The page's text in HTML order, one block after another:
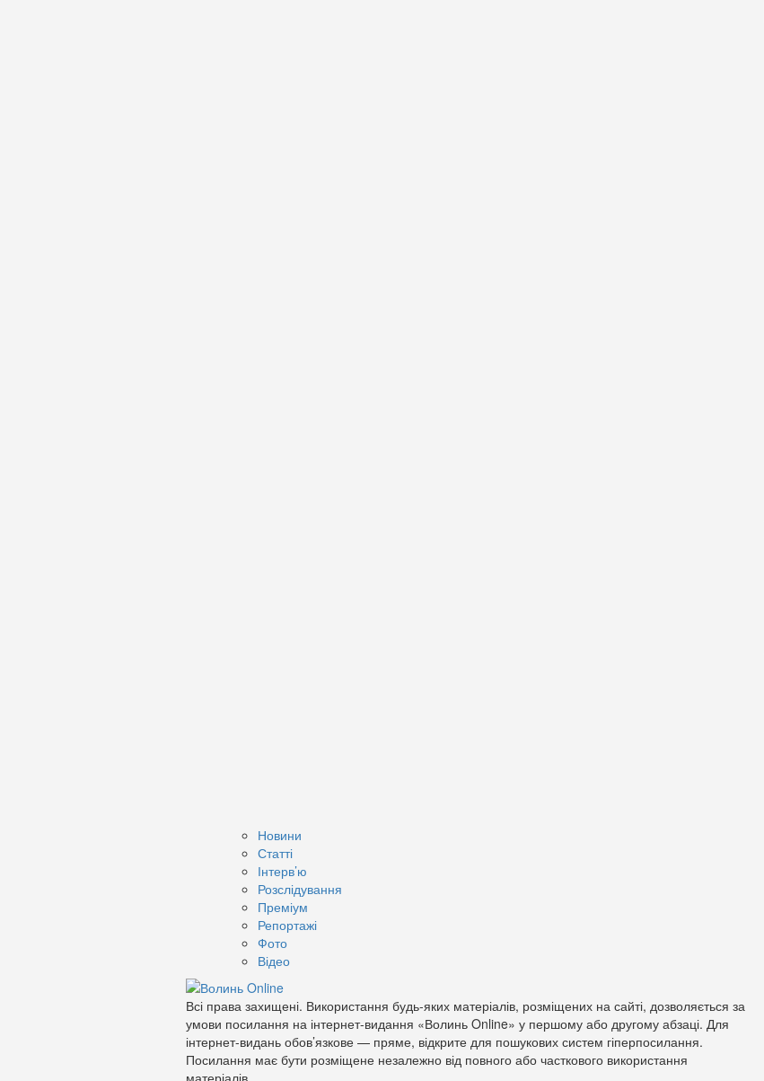
Новини
Статті
Інтерв’ю
Розслідування
Преміум
Репортажі
Фото
Відео
Всі права захищені. Використання будь-яких матеріалів, розміщених на сайті, дозволяється за
умови посилання на інтернет-видання «Волинь Online» у першому або другому абзаці. Для
інтернет-видань обов’язкове — пряме, відкрите для пошукових систем гіперпосилання.
Посилання має бути розміщене незалежно від повного або часткового використання